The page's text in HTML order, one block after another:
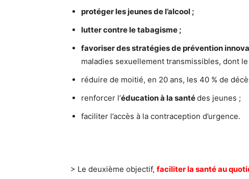
protéger les jeunes de l’alcool ;
lutter contre le tabagisme ;
favoriser des stratégies de prévention
maladies sexuellement transmissibles, dont le
réduire de moitié, en 20 ans, les 40 % de
renforcer l’éducation à la santédes jeunes ;
faciliter l’accès à la contraception d’urgence.
> Le deuxième objectif, faciliter la santé au